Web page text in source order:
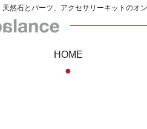
天然石とパーツ、アクセサリーキットのオ
HOME
●